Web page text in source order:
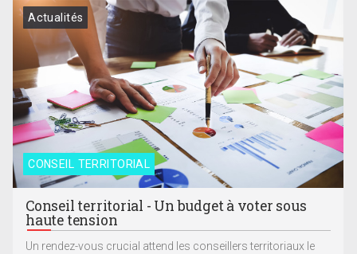
CONSEIL TERRITORIAL
Actualités
Conseil territorial - Un budget à voter sous
haute tension
Un rendez-vous crucial attend les conseillers territoriaux le